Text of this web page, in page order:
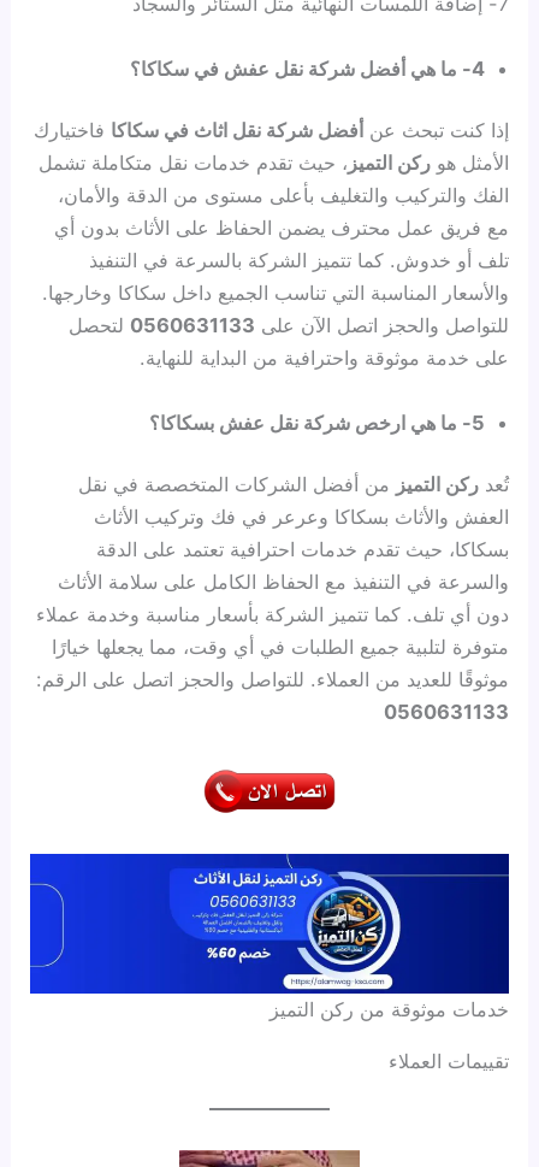
4- ما هي أفضل شركة نقل عفش في سكاكا؟
إذا كنت تبحث عن أفضل شركة نقل اثاث في سكاكا فاختيارك
الأمثل هوركن التميز ، حيث تقدم خدمات نقل متكاملة تشمل
الفك والتركيب والتغليف بأعلى مستوى من الدقة والأمان،
مع فريق عمل محترف يضمن الحفاظ على الأثاث بدون أي
تلف أو خدوش. كما تتميز الشركة بالسرعة في التنفيذ
والأسعار المناسبة التي تناسب الجميع داخل سكاكا وخارجها.
للتواصل والحجز اتصل الآن على 0560631133 لتحصل
على خدمة موثوقة واحترافية من البداية للنهاية.
5- ما هي ارخص شركة نقل عفش بسكاكا؟
تُعدركن التميز من أفضل الشركات المتخصصة في نقل
العفش والأثاث بسكاكا وعرعر في فك وتركيب الأثاث
بسكاكا، حيث تقدم خدمات احترافية تعتمد على الدقة
والسرعة في التنفيذ مع الحفاظ الكامل على سلامة الأثاث
دون أي تلف. كما تتميز الشركة بأسعار مناسبة وخدمة عملاء
متوفرة لتلبية جميع الطلبات في أي وقت، مما يجعلها خيارًا
موثوقًا للعديد من العملاء. للتواصل والحجز اتصل على الرقم:
0560631133
خدمات موثوقة من ركن التميز
تقييمات العملاء